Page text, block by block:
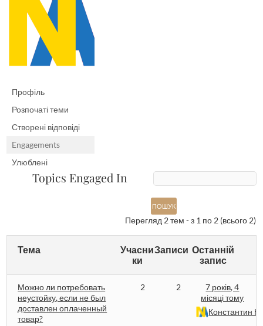
Профіль
Розпочаті теми
Створені відповіді
Engagements
Улюблені
Topics Engaged In
Перегляд 2 тем - з 1 по 2 (всього 2)
Тема
Учасни
ки
Записи Останній
запис
Можно ли потребовать
неустойку, если не был
доставлен оплаченный
товар?
2 2
7 років, 4
місяці тому
Константин